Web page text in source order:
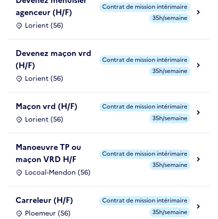
agenceur (H/F)
Lorient (56)
Contrat de mission intérimaire
35h/semaine
Devenez maçon vrd
(H/F)
Lorient (56)
Contrat de mission intérimaire
35h/semaine
Maçon vrd (H/F)
Lorient (56)
Contrat de mission intérimaire
35h/semaine
Manoeuvre TP ou
maçon VRD H/F
Locoal-Mendon (56)
Contrat de mission intérimaire
35h/semaine
Carreleur (H/F)
Ploemeur (56)
Contrat de mission intérimaire
35h/semaine